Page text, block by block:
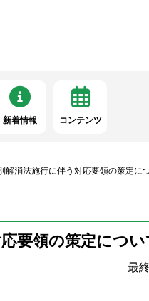
新着情報 コンテンツ
解消法施行に伴う対応要領の策定に
要領の策定につい
最